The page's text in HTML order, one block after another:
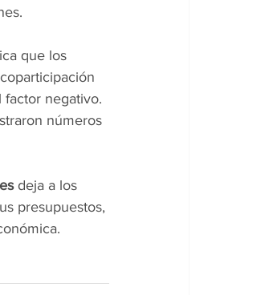
que los
negativo.
números
deja a los
presupuestos,